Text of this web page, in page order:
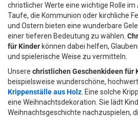
christlicher Werte eine wichtige Rolle im
Taufe, die Kommunion oder kirchliche
und Ostern bieten eine wunderbare
einer tieferen Bedeutung zu wählen.
für Kinder können dabei helfen,
und spielerische Weise zu vermitteln.
Unsere christlichen Geschenkideen für
beispielsweise wunderschöne,
Krippenställe aus Holz . Eine solche
eine Weihnachtsdekoration. Sie lädt
Weihnachtsgeschichte nachzuspielen,